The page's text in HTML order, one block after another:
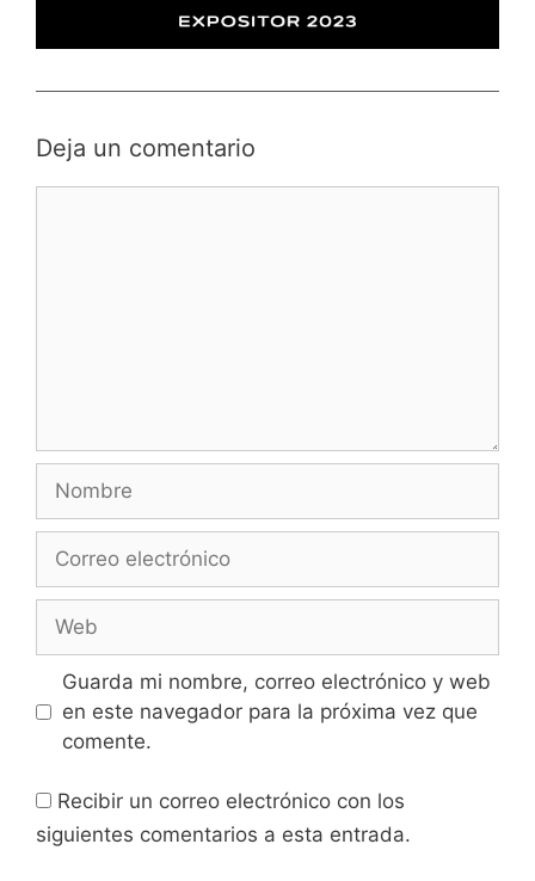
Deja un comentario
Guarda mi nombre, correo electrónico y web
en este navegador para la próxima vez que
comente.
Recibir un correo electrónico con los
siguientes comentarios a esta entrada.